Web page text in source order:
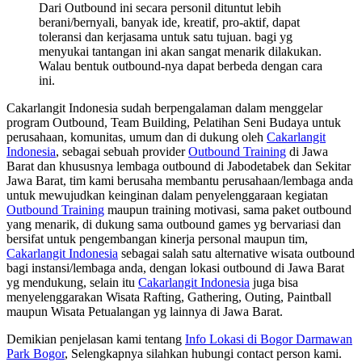
Dari Outbound ini secara personil dituntut lebih
berani/bernyali, banyak ide, kreatif, pro-aktif, dapat
toleransi dan kerjasama untuk satu tujuan. bagi yg
menyukai tantangan ini akan sangat menarik dilakukan.
Walau bentuk outbound-nya dapat berbeda dengan cara
ini.
Cakarlangit Indonesia sudah berpengalaman dalam menggelar
program Outbound, Team Building, Pelatihan Seni Budaya untuk
perusahaan, komunitas, umum dan di dukung oleh Cakarlangit
Indonesia, sebagai sebuah providerOutbound Training di Jawa
Barat dan khususnya lembaga outbound di Jabodetabek dan Sekitar
Jawa Barat, tim kami berusaha membantu perusahaan/lembaga anda
untuk mewujudkan keinginan dalam penyelenggaraan kegiatan
Outbound Training maupun training motivasi, sama paket outbound
yang menarik, di dukung sama outbound games yg bervariasi dan
bersifat untuk pengembangan kinerja personal maupun tim,
Cakarlangit Indonesia sebagai salah satu alternative wisata outbound
bagi instansi/lembaga anda, dengan lokasi outbound di Jawa Barat
yg mendukung, selain itu Cakarlangit Indonesia juga bisa
menyelenggarakan Wisata Rafting, Gathering, Outing, Paintball
maupun Wisata Petualangan yg lainnya di Jawa Barat.
Demikian penjelasan kami tentang Info Lokasi di Bogor Darmawan
Park Bogor, Selengkapnya silahkan hubungi contact person kami.